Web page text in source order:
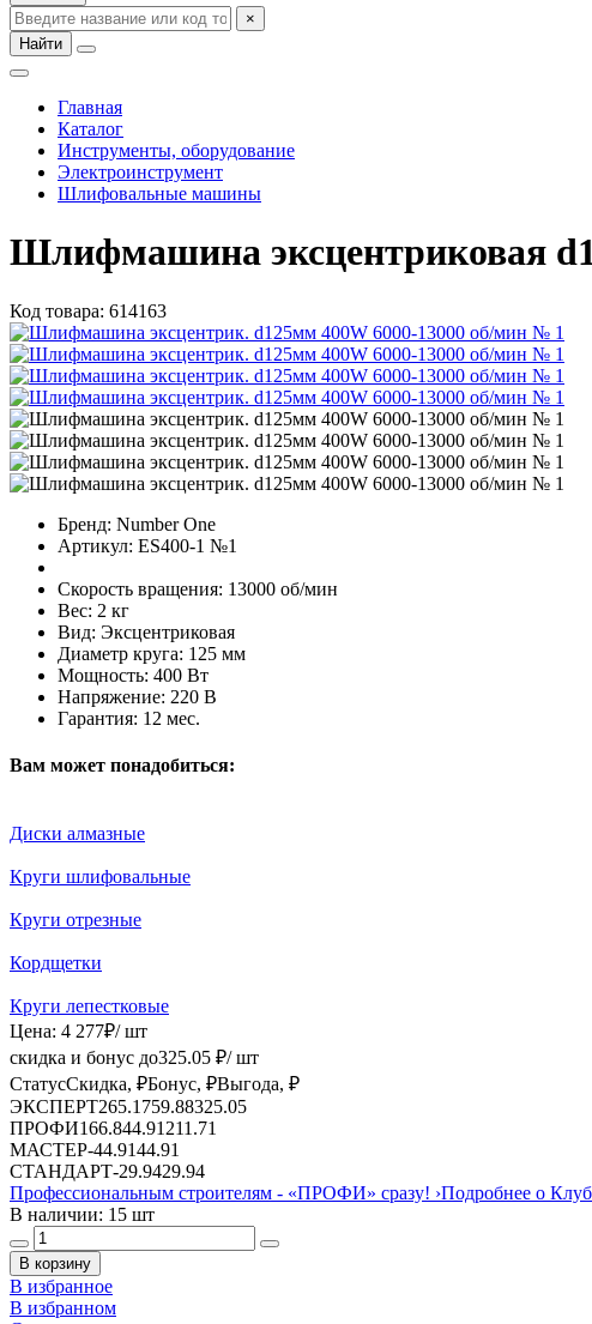
×
Найти
Главная
Каталог
Инструменты, оборудование
Электроинструмент
Шлифовальные машины
Шлифмашина эксцентриковая
Код товара: 614163
Бренд: Number One
Артикул: ES400-1 №1
Скорость вращения: 13000 об/мин
Вес: 2 кг
Вид: Эксцентриковая
Диаметр круга: 125 мм
Мощность: 400 Вт
Напряжение: 220 В
Гарантия: 12 мес.
Вам может понадобиться:
Диски алмазные
Круги шлифовальные
Круги отрезные
Кордщетки
Круги лепестковые
Цена: 4 277₽/ шт
скидка и бонус до325.05 ₽/ шт
СтатусСкидка, ₽Бонус, ₽Выгода, ₽
ЭКСПЕРТ265.1759.88325.05
ПРОФИ166.844.91 211.71
МАСТЕР-44.9144.91
СТАНДАРТ-29.9429.94
Профессиональным строителям - «ПРОФИ» сразу! ›Подробнее о
В наличии: 15 шт
В корзину
В избранное
В избранном